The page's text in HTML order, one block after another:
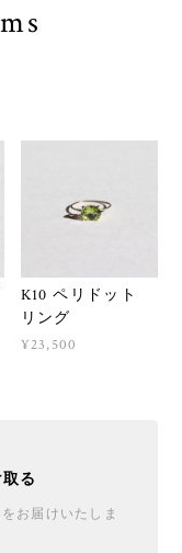
K10 ペリドット
リング
¥23,500
る
お届けいたしま